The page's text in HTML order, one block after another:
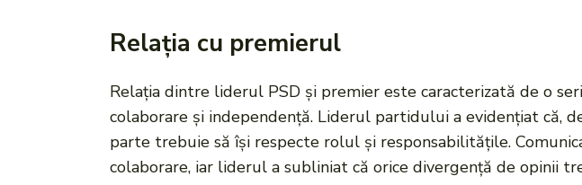
Relația cu premierul
Relația dintre liderul PSD și premier este caracterizată de o
colaborare și independență. Liderul partidului a evidențiat că,
parte trebuie să își respecte rolul și responsabilitățile.
colaborare, iar liderul a subliniat că orice divergență de opinii